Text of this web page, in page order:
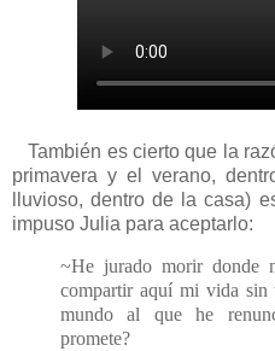
También es cierto que la
primavera y el verano,
lluvioso, dentro de la casa)
impuso Julia para aceptarlo:
~He jurado morir donde
compartir aquí mi vida sin
mundo al que he
promete?